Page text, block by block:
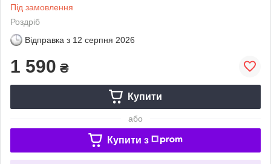
Під замовлення
Роздріб
Відправка з 12 серпня 2026
1 590 ₴
Купити
або
Купити з